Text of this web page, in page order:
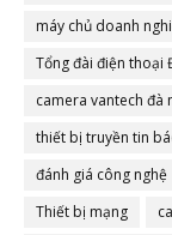
máy chủ doanh
Tổng đài điện thoại
camera vantech đà
thiết bị truyền tin
đánh giá công nghệ
Thiết bị mạng